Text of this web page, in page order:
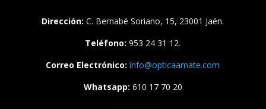
Dirección: C. Bernabé Soriano, 15, 23001 Jaén.
Teléfono: 953 24 31 12.
Correo Electrónico: info@opticaamate.com
Whatsapp: 610 17 70 20